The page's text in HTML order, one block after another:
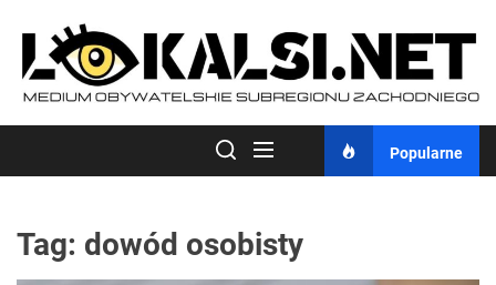
content
Popularne
Tag: dowód osobisty